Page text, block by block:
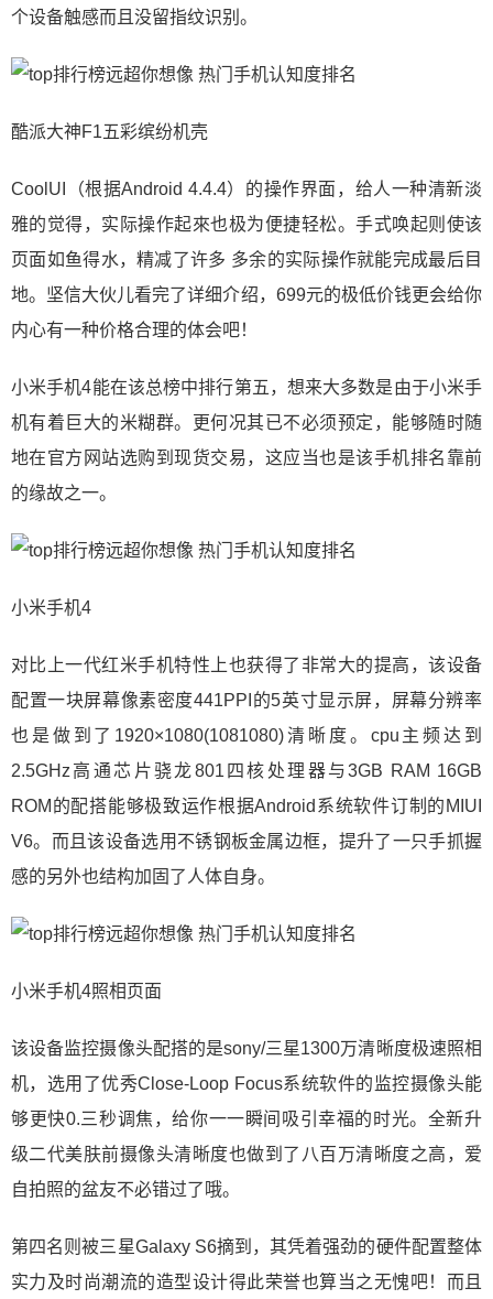
个设备触感而且没留指纹识别。
酷派大神F1五彩缤纷机壳
CoolUI（根据Android 4.4.4）的操作界面，给人一种清新淡
雅的觉得，实际操作起來也极为便捷轻松。手式唤起则使该
页面如鱼得水，精减了许多 多余的实际操作就能完成最后目
地。坚信大伙儿看完了详细介绍，699元的极低价钱更会给你
内心有一种价格合理的体会吧！
小米手机4能在该总榜中排行第五，想来大多数是由于小米手
机有着巨大的米糊群。更何况其已不必须预定，能够随时随
地在官方网站选购到现货交易，这应当也是该手机排名靠前
的缘故之一。
小米手机4
对比上一代红米手机特性上也获得了非常大的提高，该设备
配置一块屏幕像素密度441PPI的5英寸显示屏，屏幕分辨率
也是做到了1920×1080(1081080)清晰度。cpu主频达到
2.5GHz高通芯片骁龙801四核处理器与3GB RAM 16GB
ROM的配搭能够极致运作根据Android系统软件订制的MIUI
V6。而且该设备选用不锈钢板金属边框，提升了一只手抓握
感的另外也结构加固了人体自身。
小米手机4照相页面
该设备监控摄像头配搭的是sony/三星1300万清晰度极速照相
机，选用了优秀Close-Loop Focus系统软件的监控摄像头能
够更快0.三秒调焦，给你一一瞬间吸引幸福的时光。全新升
级二代美肤前摄像头清晰度也做到了八百万清晰度之高，爱
自拍照的盆友不必错过了哦。
第四名则被三星Galaxy S6摘到，其凭着强劲的硬件配置整体
实力及时尚潮流的造型设计得此荣誉也算当之无愧吧！而且